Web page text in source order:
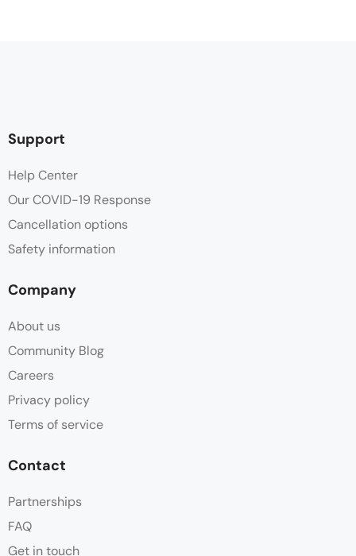
Support
Help Center
Our COVID-19 Response
Cancellation options
Safety information
Company
About us
Community Blog
Careers
Privacy policy
Terms of service
Contact
Partnerships
FAQ
Get in touch